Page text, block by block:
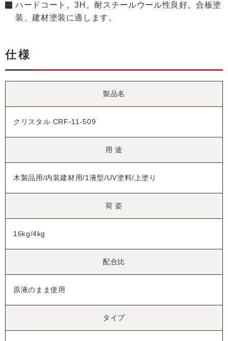
ハードコート。3H。耐スチールウール性良好。合板塗
装、建材塗装に適します。
仕様
製品名
クリスタル CRF-11-509
用 途
木製品用/内装建材用/1液型/UV塗料/上塗り
荷 姿
16kg/4kg
配合比
原液のまま使用
タイプ